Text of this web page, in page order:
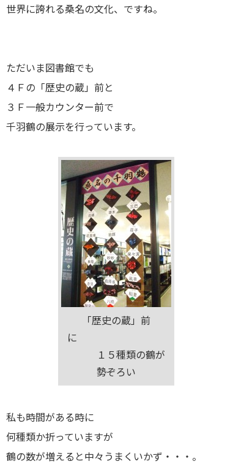
世界に誇れる桑名の文化、ですね。
ただいま図書館でも
４Ｆの「歴史の蔵」前と
３Ｆ一般カウンター前で
千羽鶴の展示を行っています。
「歴史の蔵」前
に
１５種類の鶴が
勢ぞろい
私も時間がある時に
何種類か折っていますが
鶴の数が増えると中々うまくいかず・・・。